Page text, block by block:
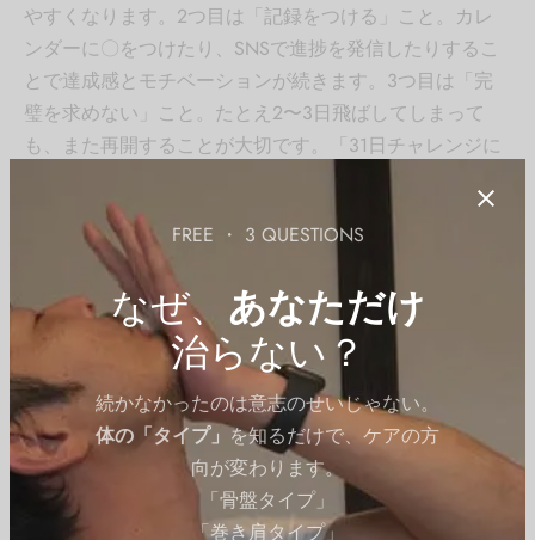
FREE ・ 3 QUESTIONS
なぜ、 あなただけ
治らない？
続かなかったのは意志のせいじゃない。
体の「タイプ」を知るだけで、ケアの方
向が変わります。
「骨盤タイプ」
「巻き肩タイプ」
やすくなります。2つ目は「記録をつける」こと。カレ
ンダーに〇をつけたり、SNSで進捗を発信したりするこ
とで達成感とモチベーションが続きます。3つ目は「完
璧を求めない」こと。たとえ2〜3日飛ばしてしまって
も、また再開することが大切です。「31日チャレンジに
ーが少なくなります。
安全に行うための注意事項
毎日行う場合は筋肉痛が残っているときは休息を優
先する
膝に痛みが出た場合はすぐに中止し専門家に相談す
る
スクワット前後に必ずストレッチを行う
骨盤・姿勢が気になる方はきたの均整院で確認して